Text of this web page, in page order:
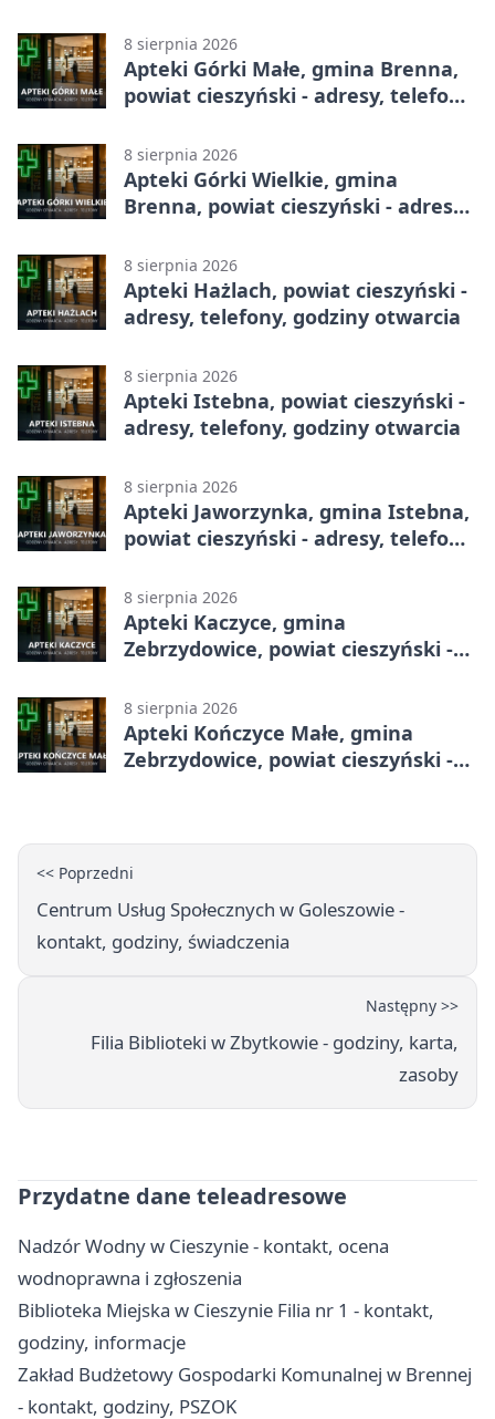
8 sierpnia 2026
Apteki Górki Małe, gmina Brenna,
powiat cieszyński - adresy, telefony,
8 sierpnia 2026
Apteki Górki Wielkie, gmina
Brenna, powiat cieszyński - adresy,
8 sierpnia 2026
Apteki Hażlach, powiat cieszyński -
adresy, telefony, godziny otwarcia
8 sierpnia 2026
Apteki Istebna, powiat cieszyński -
adresy, telefony, godziny otwarcia
8 sierpnia 2026
Apteki Jaworzynka, gmina Istebna,
powiat cieszyński - adresy, telefony,
8 sierpnia 2026
Apteki Kaczyce, gmina
Zebrzydowice, powiat cieszyński -
8 sierpnia 2026
Apteki Kończyce Małe, gmina
Zebrzydowice, powiat cieszyński -
<< Poprzedni
Centrum Usług Społecznych w Goleszowie -
kontakt, godziny, świadczenia
Następny >>
Filia Biblioteki w Zbytkowie - godziny, karta,
zasoby
Przydatne dane teleadresowe
Nadzór Wodny w Cieszynie - kontakt, ocena
wodnoprawna i zgłoszenia
Biblioteka Miejska w Cieszynie Filia nr 1 - kontakt,
godziny, informacje
Zakład Budżetowy Gospodarki Komunalnej w Brennej
- kontakt, godziny, PSZOK